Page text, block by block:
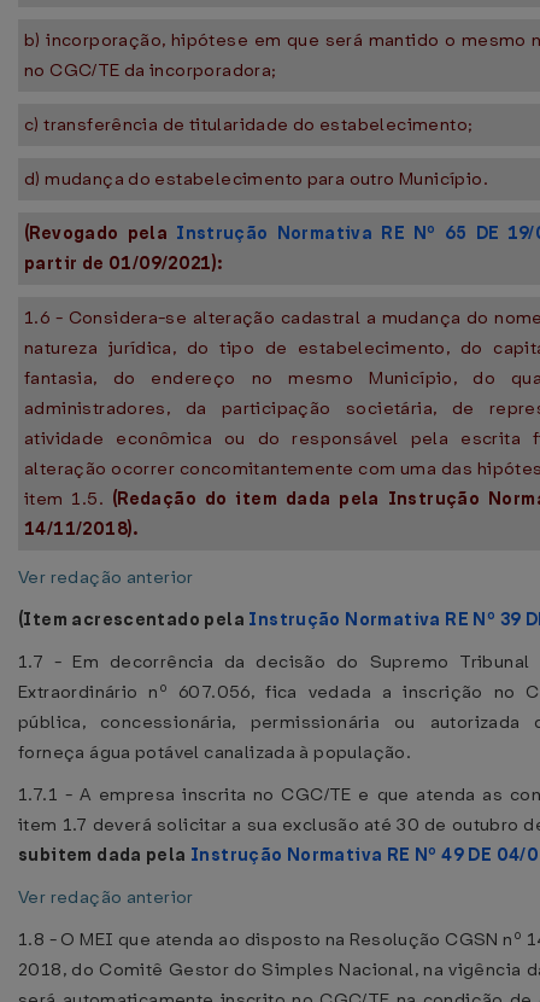
b) incorporação, hipótese em que será mantido o mesmo
no CGC/TE da incorporadora;
c) transferência de titularidade do estabelecimento;
d) mudança do estabelecimento para outro Município.
(Revogado pela Instrução Normativa RE Nº 65 DE 19/
partir de 01/09/2021):
1.6 - Considera-se alteração cadastral a mudança do
natureza jurídica, do tipo de estabelecimento, do
fantasia, do endereço no mesmo Município, do
administradores, da participação societária, de
atividade econômica ou do responsável pela escrita
alteração ocorrer concomitantemente com uma das
item 1.5. (Redação do item dada pela Instrução
14/11/2018).
Ver redação anterior
(Item acrescentado pela Instrução Normativa RE Nº 39
1.7 - Em decorrência da decisão do Supremo Tribunal
Extraordinário nº 607.056, fica vedada a inscrição no
pública, concessionária, permissionária ou autorizada
forneça água potável canalizada à população.
1.7.1 - A empresa inscrita no CGC/TE e que atenda as
item 1.7 deverá solicitar a sua exclusão até 30 de outubro
subitem dada pela Instrução Normativa RE Nº 49 DE 04/
Ver redação anterior
1.8 - O MEI que atenda ao disposto na Resolução CGSN nº
2018, do Comitê Gestor do Simples Nacional, na vigência